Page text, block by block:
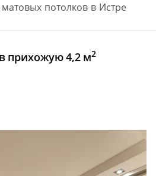
потолков в Истре
прихожую 4,2 м2